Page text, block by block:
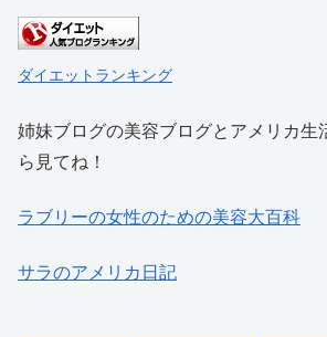
ダイエットランキング
姉妹ブログの美容ブログとアメリカ生
ら見てね！
ラブリーの女性のための美容大百科
サラのアメリカ日記